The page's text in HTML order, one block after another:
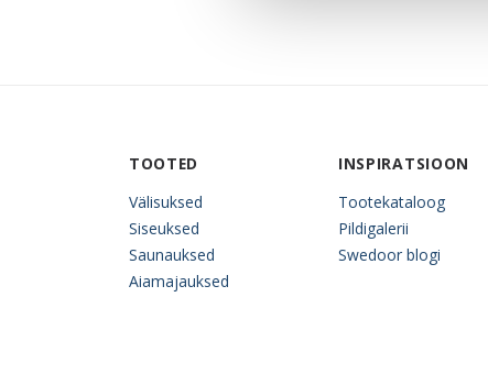
TOOTED
Välisuksed
Siseuksed
Saunauksed
Aiamajauksed
INSPIRATSIOON
Tootekataloog
Pildigalerii
Swedoor blogi